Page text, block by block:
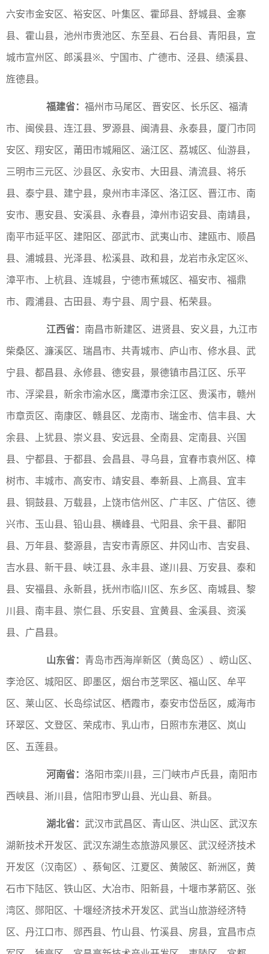
六安市金安区、裕安区、叶集区、霍邱县、舒城县、金寨
县、霍山县，池州市贵池区、东至县、石台县、青阳县，宣
城市宣州区、郎溪县※、宁国市、广德市、泾县、绩溪县、
旌德县。
福建省： 福州市马尾区、晋安区、长乐区、福清
市、闽侯县、连江县、罗源县、闽清县、永泰县，厦门市同
安区、翔安区，莆田市城厢区、涵江区、荔城区、仙游县，
三明市三元区、沙县区、永安市、大田县、清流县、将乐
县、泰宁县、建宁县，泉州市丰泽区、洛江区、晋江市、南
安市、惠安县、安溪县、永春县，漳州市诏安县、南靖县，
南平市延平区、建阳区、邵武市、武夷山市、建瓯市、顺昌
县、浦城县、光泽县、松溪县、政和县，龙岩市永定区※、
漳平市、上杭县、连城县，宁德市蕉城区、福安市、福鼎
市、霞浦县、古田县、寿宁县、周宁县、柘荣县。
江西省： 南昌市新建区、进贤县、安义县，九江市
柴桑区、濂溪区、瑞昌市、共青城市、庐山市、修水县、武
宁县、都昌县、永修县、德安县，景德镇市昌江区、乐平
市、浮梁县，新余市渝水区，鹰潭市余江区、贵溪市，赣州
市章贡区、南康区、赣县区、龙南市、瑞金市、信丰县、大
余县、上犹县、崇义县、安远县、全南县、定南县、兴国
县、宁都县、于都县、会昌县、寻乌县，宜春市袁州区、樟
树市、丰城市、高安市、靖安县、奉新县、上高县、宜丰
县、铜鼓县、万载县，上饶市信州区、广丰区、广信区、德
兴市、玉山县、铅山县、横峰县、弋阳县、余干县、鄱阳
县、万年县、婺源县，吉安市青原区、井冈山市、吉安县、
吉水县、新干县、峡江县、永丰县、遂川县、万安县、泰和
县、安福县、永新县，抚州市临川区、东乡区、南城县、黎
川县、南丰县、崇仁县、乐安县、宜黄县、金溪县、资溪
县、广昌县。
山东省： 青岛市西海岸新区（黄岛区）、崂山区、
李沧区、城阳区、即墨区，烟台市芝罘区、福山区、牟平
区、莱山区、长岛综试区、栖霞市，泰安市岱岳区，威海市
环翠区、文登区、荣成市、乳山市，日照市东港区、岚山
区、五莲县。
河南省： 洛阳市栾川县，三门峡市卢氏县，南阳市
西峡县、淅川县，信阳市罗山县、光山县、新县。
湖北省： 武汉市武昌区、青山区、洪山区、武汉东
湖新技术开发区、武汉东湖生态旅游风景区、武汉经济技术
开发区（汉南区）、蔡甸区、江夏区、黄陂区、新洲区，黄
石市下陆区、铁山区、大冶市、阳新县，十堰市茅箭区、张
湾区、郧阳区、十堰经济技术开发区、武当山旅游经济特
区、丹江口市、郧西县、竹山县、竹溪县、房县，宜昌市点